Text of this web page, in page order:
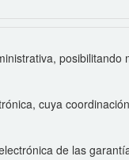
posibilitando
cuya
de las